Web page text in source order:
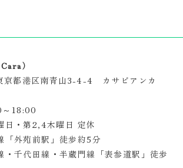
）
都港区南青山3-4-4 カサビアンカ
～18:00
日・第2,4木曜日 定休
「外苑前駅」徒歩約5分
・千代田線・半蔵門線「表参道駅」徒歩